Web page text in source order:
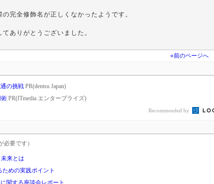
完全修飾名が正しくなかったようです。
ありがとうございました。
«前のページへ
の挑戦 PR(dentsu Japan)
PR(ITmedia エンタープライズ)
Recommended by
必要です）
来とは
めの実践ポイント
関する座談会レポート